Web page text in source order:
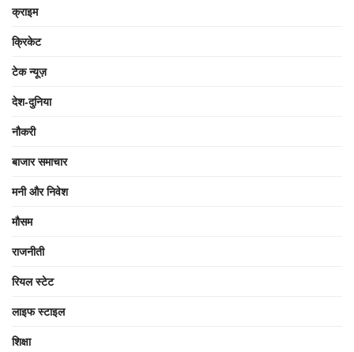
क्राइम
क्रिकेट
टेक न्यूज़
देश-दुनिया
नौकरी
बाजार समाचार
मनी और निवेश
मौसम
राजनीती
रियल स्टेट
लाइफ स्टाइल
शिक्षा